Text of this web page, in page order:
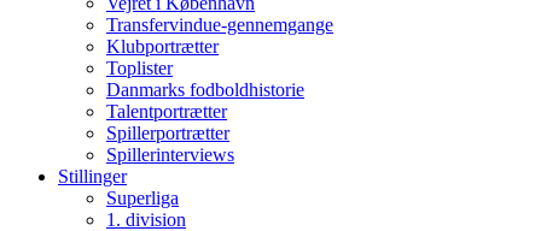
Transfervindue-gennemgange
Klubportrætter
Toplister
Danmarks fodboldhistorie
Talentportrætter
Spillerportrætter
Spillerinterviews
Stillinger
Superliga
1. division